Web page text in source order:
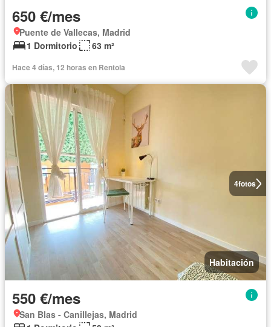
650 €/mes
Puente de Vallecas, Madrid
1 Dormitorio
63 m²
Hace 4 días, 12 horas en Rentola
4fotos
Habitación
550 €/mes
San Blas - Canillejas, Madrid